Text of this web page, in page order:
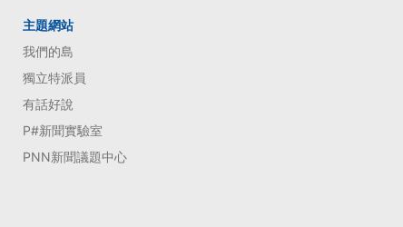
主題網站
我們的島
獨立特派員
有話好說
P#新聞實驗室
PNN新聞議題中心